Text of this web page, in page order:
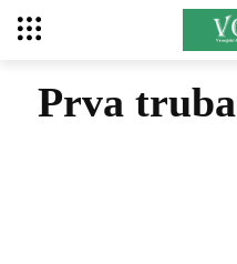
Prva truba